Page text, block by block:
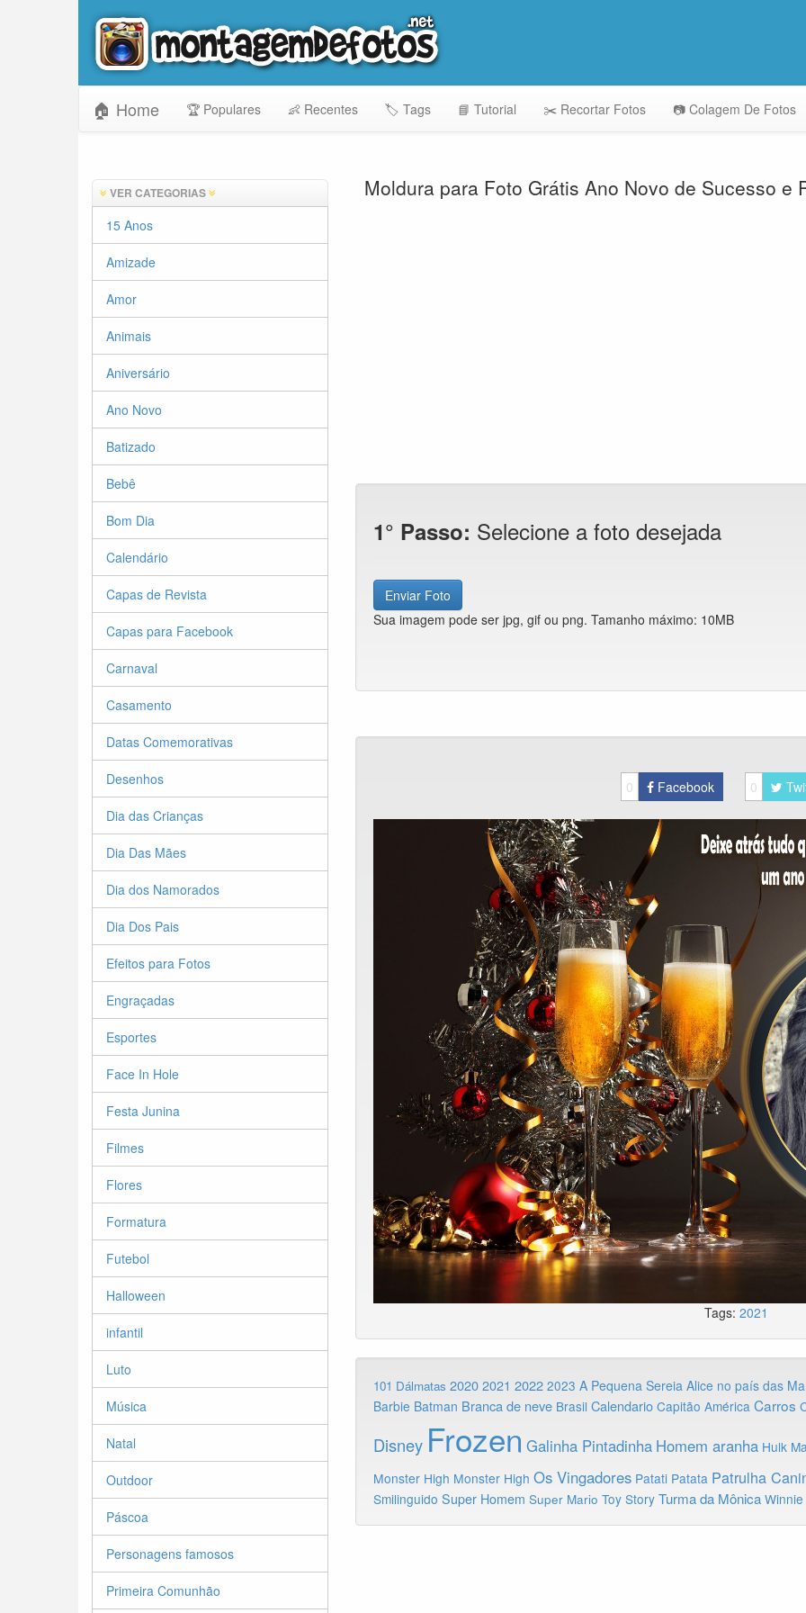
🏠 Home 🏆 Populares 👶 Recentes 🏷️ Tags 📘 Tutorial ✂️ Recortar Fotos 📷 Colagem De Fotos
VER CATEGORIAS
15 Anos
Amizade
Amor
Animais
Aniversário
Ano Novo
Batizado
Bebê
Bom Dia
Calendário
Capas de Revista
Capas para Facebook
Carnaval
Casamento
Datas Comemorativas
Desenhos
Dia das Crianças
Dia Das Mães
Dia dos Namorados
Dia Dos Pais
Efeitos para Fotos
Engraçadas
Esportes
Face In Hole
Festa Junina
Filmes
Flores
Formatura
Futebol
Halloween
infantil
Luto
Música
Natal
Outdoor
Páscoa
Personagens famosos
Primeira Comunhão
Moldura para Foto Grátis Ano Novo de Sucesso e
1° Passo: Selecione a foto desejada
Enviar Foto
Sua imagem pode ser jpg, gif ou png. Tamanho máximo: 10MB
0 Facebook 0
Tags: 2021
101 Dálmatas 2020 2021 2022 2023 A Pequena Sereia Alice no país das
Barbie Batman Branca de neve Brasil Calendario Capitão América Carros
Disney Frozen Galinha Pintadinha Homem aranha Hulk
Monster High Monster High Os Vingadores Patati Patata Patrulha
Smilinguido Super Homem Super Mario Toy Story Turma da Mônica